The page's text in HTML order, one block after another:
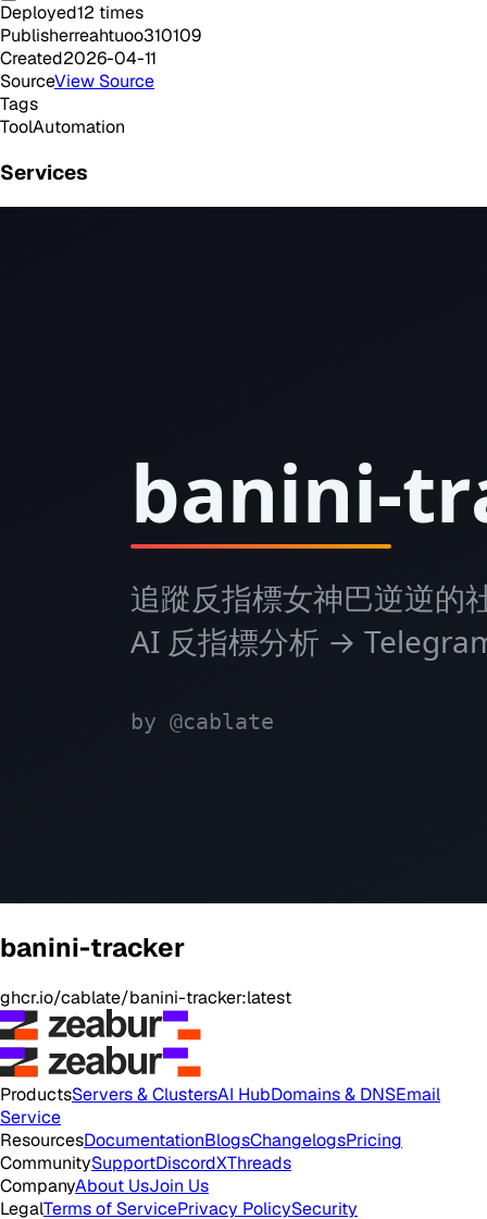
Deployed12 times
Publisherreahtuoo310109
Created2026-04-11
SourceView Source
Tags
ToolAutomation
Services
banini-tracker
ghcr.io/cablate/banini-tracker:latest
ProductsServers & ClustersAI HubDomains & DNSEmail
Service
ResourcesDocumentationBlogsChangelogsPricing
CommunitySupportDiscordXThreads
CompanyAbout UsJoin Us
LegalTerms of ServicePrivacy PolicySecurity